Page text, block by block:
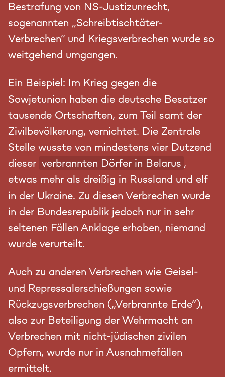
Bestrafung von NS-Justizunrecht,
sogenannten „Schreibtischtäter-
Verbrechen“ und Kriegsverbrechen wurde so
weitgehend umgangen.
Ein Beispiel: Im Krieg gegen die
Sowjetunion haben die deutsche Besatzer
tausende Ortschaften, zum Teil samt der
Zivilbevölkerung, vernichtet. Die Zentrale
Stelle wusste von mindestens vier Dutzend
dieser verbrannten Dörfer in Belarus ,
etwas mehr als dreißig in Russland und elf
in der Ukraine. Zu diesen Verbrechen wurde
in der Bundesrepublik jedoch nur in sehr
seltenen Fällen Anklage erhoben, niemand
wurde verurteilt.
Auch zu anderen Verbrechen wie Geisel-
und Repressalerschießungen sowie
Rückzugsverbrechen („Verbrannte Erde“),
also zur Beteiligung der Wehrmacht an
Verbrechen mit nicht-jüdischen zivilen
Opfern, wurde nur in Ausnahmefällen
ermittelt.